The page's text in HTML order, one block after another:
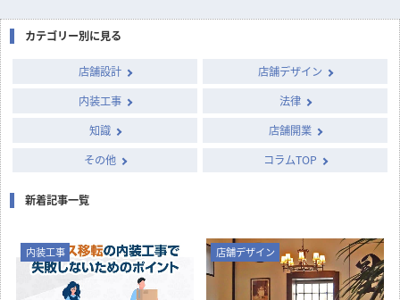
カテゴリー別に見る
店舗設計
店舗デザイン
内装工事
法律
知識
店舗開業
その他
コラムTOP
新着記事一覧
内装工事 店舗デザイン